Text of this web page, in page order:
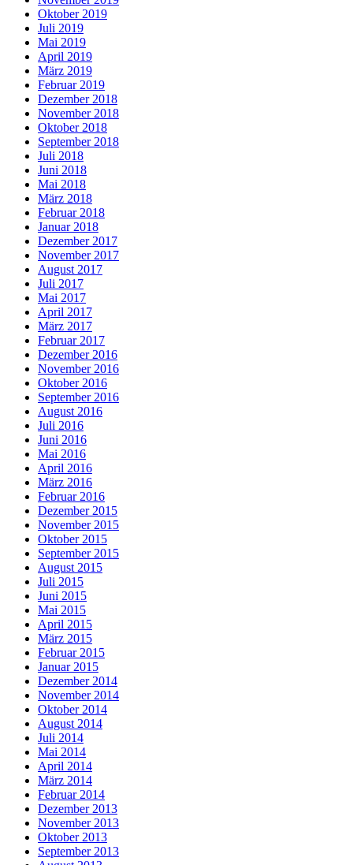
Oktober 2019
Juli 2019
Mai 2019
April 2019
März 2019
Februar 2019
Dezember 2018
November 2018
Oktober 2018
September 2018
Juli 2018
Juni 2018
Mai 2018
März 2018
Februar 2018
Januar 2018
Dezember 2017
November 2017
August 2017
Juli 2017
Mai 2017
April 2017
März 2017
Februar 2017
Dezember 2016
November 2016
Oktober 2016
September 2016
August 2016
Juli 2016
Juni 2016
Mai 2016
April 2016
März 2016
Februar 2016
Dezember 2015
November 2015
Oktober 2015
September 2015
August 2015
Juli 2015
Juni 2015
Mai 2015
April 2015
März 2015
Februar 2015
Januar 2015
Dezember 2014
November 2014
Oktober 2014
August 2014
Juli 2014
Mai 2014
April 2014
März 2014
Februar 2014
Dezember 2013
November 2013
Oktober 2013
September 2013